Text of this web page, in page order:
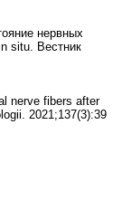
нервных
situ. Вестник
nerve fibers after
2021;137(3):39